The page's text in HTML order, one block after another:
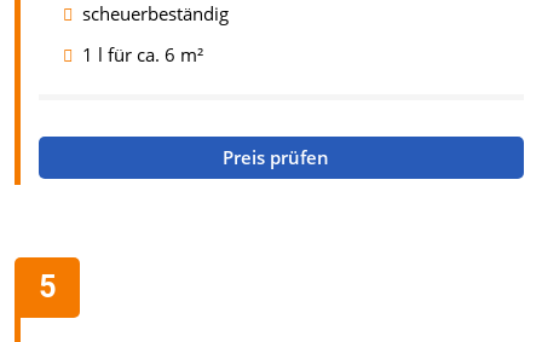
scheuerbeständig
1 l für ca. 6 m²
Preis prüfen